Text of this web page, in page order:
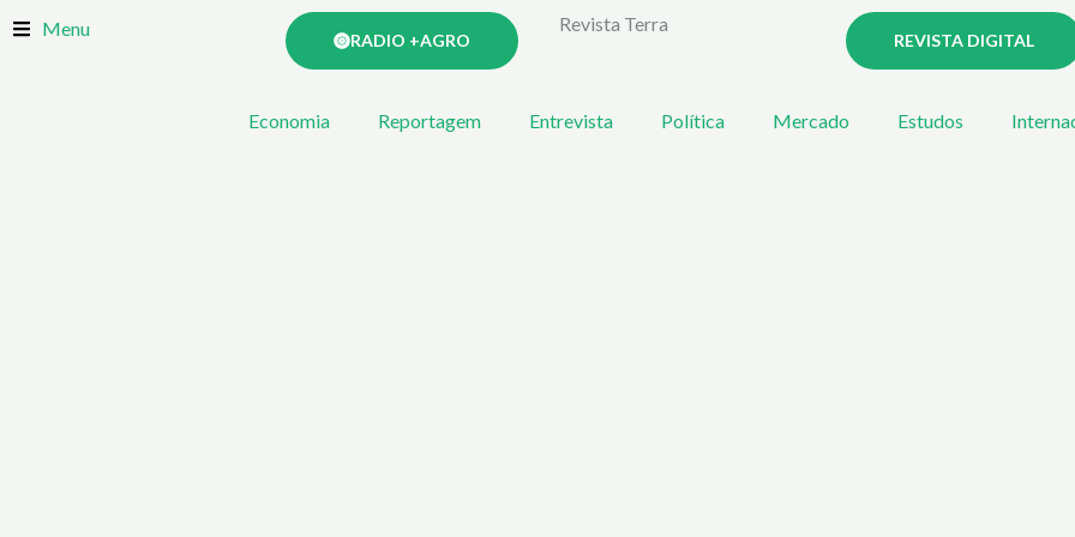
Menu
RADIO +AGRO
Revista Terra
REVISTA DIGITAL
Economia Reportagem Entrevista Política Mercado Estudos